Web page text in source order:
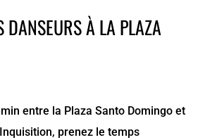
DANSEURS À LA PLAZA
entre la Plaza Santo Domingo et
prenez le temps